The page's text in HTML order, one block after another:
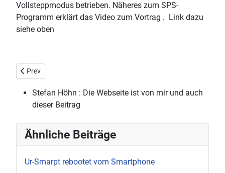
Vollsteppmodus betrieben. Näheres zum SPS-
Programm erklärt das Video zum Vortrag . Link dazu
siehe oben
Previous article: Ur-Smarpt rebootet vom Smartphone
Prev
Stefan Höhn : Die Webseite ist von mir und auch
dieser Beitrag
Ähnliche Beiträge
Ur-Smarpt rebootet vom Smartphone